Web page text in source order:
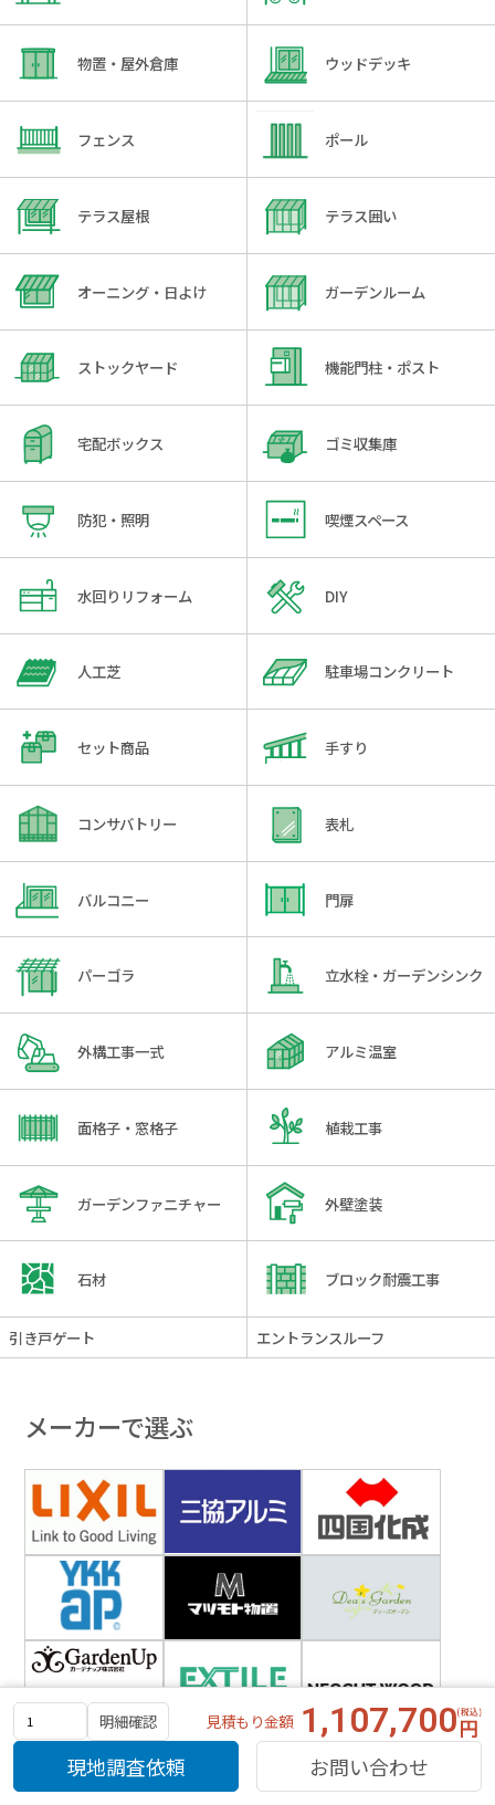
明細確認 見積もり金額 1,107,700
現地調査依頼 お問い合わせ
物置・屋外倉庫 ウッドデッキ
フェンス ポール
テラス屋根 テラス囲い
オーニング・日よけ ガーデンルーム
ストックヤード 機能門柱・ポスト
宅配ボックス ゴミ収集庫
防犯・照明 喫煙スペース
水回りリフォーム DIY
人工芝 駐車場コンクリート
セット商品 手すり
コンサバトリー 表札
バルコニー 門扉
パーゴラ 立水栓・ガーデンシンク
外構工事一式 アルミ温室
面格子・窓格子 植栽工事
ガーデンファニチャー 外壁塗装
石材 ブロック耐震工事
引き戸ゲート エントランスルーフ
メーカーで選ぶ